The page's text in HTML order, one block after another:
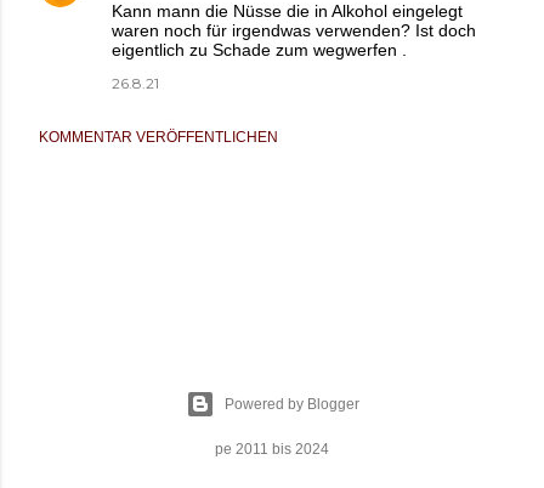
Kann mann die Nüsse die in Alkohol eingelegt
waren noch für irgendwas verwenden? Ist doch
eigentlich zu Schade zum wegwerfen .
26.8.21
KOMMENTAR VERÖFFENTLICHEN
Powered by Blogger
pe 2011 bis 2024